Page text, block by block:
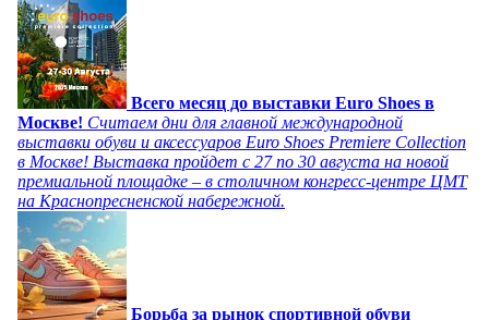
Всего месяц до выставки Euro Shoes в
Москве! Считаем дни для главной международной
выставки обуви и аксессуаров Euro Shoes Premiere Collection
в Москве! Выставка пройдет с 27 по 30 августа на новой
премиальной площадке – в столичном конгресс-центре ЦМТ
на Краснопресненской набережной.
Борьба за рынок спортивной обуви